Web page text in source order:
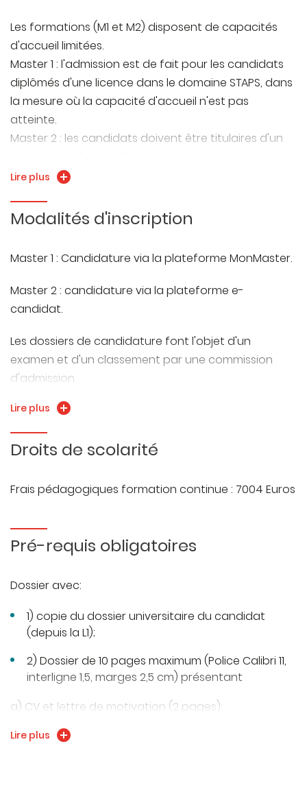
Les formations (M1 et M2) disposent de capacités
d'accueil limitées.
Master 1 : l'admission est de fait pour les candidats
diplômés d'une licence dans le domaine STAPS, dans
la mesure où la capacité d'accueil n'est pas
atteinte.
Master 2 : les candidats doivent être titulaires d'un
Lire plus
Modalités d'inscription
Master 1 : Candidature via la plateforme MonMaster.
Master 2 : candidature via la plateforme e-
candidat.
Les dossiers de candidature font l'objet d'un
examen et d'un classement par une commission
d'admission.
Consultez la rubrique
Lire plus
Droits de scolarité
Frais pédagogiques formation continue : 7004 Euros
Pré-requis obligatoires
Dossier avec:
1) copie du dossier universitaire du candidat
(depuis la L1);
2) Dossier de 10 pages maximum (Police Calibri 11,
interligne 1,5, marges 2,5 cm) présentant
a) CV et lettre de motivation (2 pages);
b) le projet professionnel du candidat (1 page);
Lire plus